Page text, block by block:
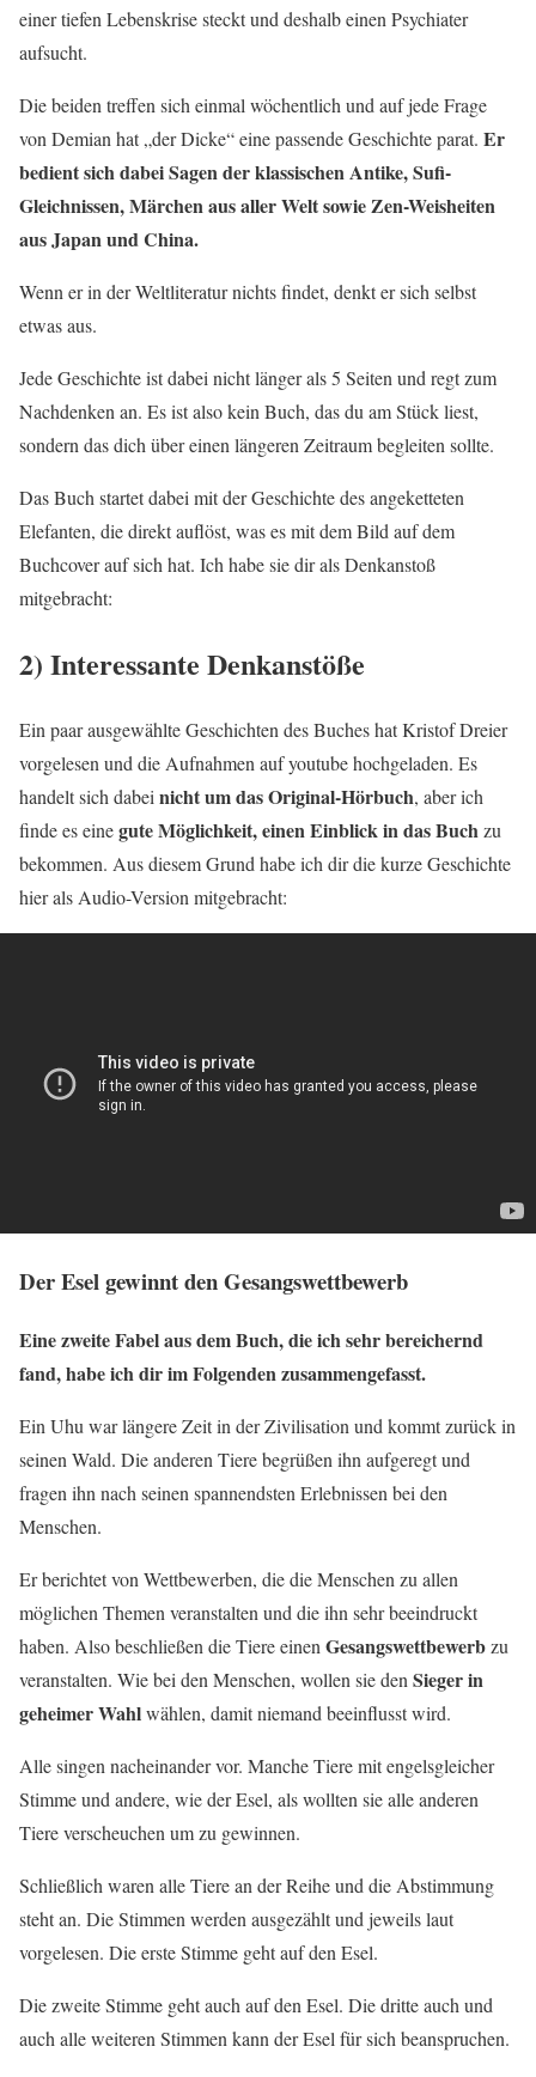
einer tiefen Lebenskrise steckt und deshalb einen Psychiater
aufsucht.
Die beiden treffen sich einmal wöchentlich und auf jede Frage
von Demian hat „der Dicke“ eine passende Geschichte parat. Er
bedient sich dabei Sagen der klassischen Antike, Sufi-
Gleichnissen, Märchen aus aller Welt sowie Zen-Weisheiten
aus Japan und China.
Wenn er in der Weltliteratur nichts findet, denkt er sich selbst
etwas aus.
Jede Geschichte ist dabei nicht länger als 5 Seiten und regt zum
Nachdenken an. Es ist also kein Buch, das du am Stück liest,
sondern das dich über einen längeren Zeitraum begleiten sollte.
Das Buch startet dabei mit der Geschichte des angeketteten
Elefanten, die direkt auflöst, was es mit dem Bild auf dem
Buchcover auf sich hat. Ich habe sie dir als Denkanstoß
mitgebracht:
2) Interessante Denkanstöße
Ein paar ausgewählte Geschichten des Buches hat Kristof Dreier
vorgelesen und die Aufnahmen auf youtube hochgeladen. Es
handelt sich dabei nicht um das Original-Hörbuch, aber ich
finde es einegute Möglichkeit, einen Einblick in das Buch zu
bekommen. Aus diesem Grund habe ich dir die kurze Geschichte
hier als Audio-Version mitgebracht:
Der Esel gewinnt den Gesangswettbewerb
Eine zweite Fabel aus dem Buch, die ich sehr bereichernd
fand, habe ich dir im Folgenden zusammengefasst.
Ein Uhu war längere Zeit in der Zivilisation und kommt zurück in
seinen Wald. Die anderen Tiere begrüßen ihn aufgeregt und
fragen ihn nach seinen spannendsten Erlebnissen bei den
Menschen.
Er berichtet von Wettbewerben, die die Menschen zu allen
möglichen Themen veranstalten und die ihn sehr beeindruckt
haben. Also beschließen die Tiere einen Gesangswettbewerbzu
veranstalten. Wie bei den Menschen, wollen sie den Sieger in
geheimer Wahlwählen, damit niemand beeinflusst wird.
Alle singen nacheinander vor. Manche Tiere mit engelsgleicher
Stimme und andere, wie der Esel, als wollten sie alle anderen
Tiere verscheuchen um zu gewinnen.
Schließlich waren alle Tiere an der Reihe und die Abstimmung
steht an. Die Stimmen werden ausgezählt und jeweils laut
vorgelesen. Die erste Stimme geht auf den Esel.
Die zweite Stimme geht auch auf den Esel. Die dritte auch und
auch alle weiteren Stimmen kann der Esel für sich beanspruchen.